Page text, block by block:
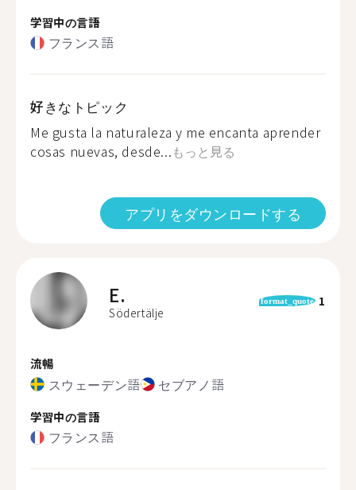
学習中の言語
フランス語
好きなトピック
Me gusta la naturaleza y me encanta aprender
cosas nuevas, desde...もっと見る
アプリをダウンロードする
E.
Södertälje
format_quote 1
流暢
スウェーデン語 セブアノ語
学習中の言語
フランス語